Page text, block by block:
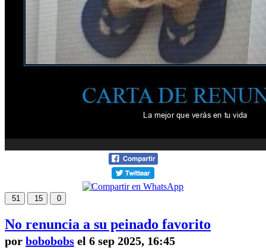
51 15 0
No renuncia a su peinado favorito
por bobobobs el 6 sep 2025, 16:45